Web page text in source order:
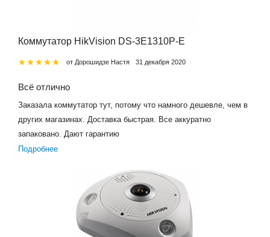
Коммутатор HikVision DS-3E1310P-E
от Дорошидзе Настя 31 декабря 2020
Всё отлично
Заказала коммутатор тут, потому что намного дешевле, чем в
других магазинах. Доставка быстрая. Все аккуратно
запаковано. Дают гарантию
Подробнее